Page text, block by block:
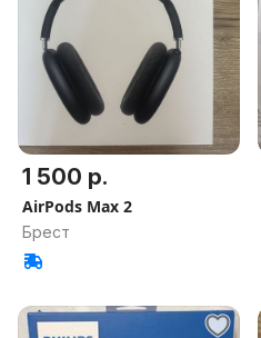
1 500 р.
AirPods Max 2
Брест